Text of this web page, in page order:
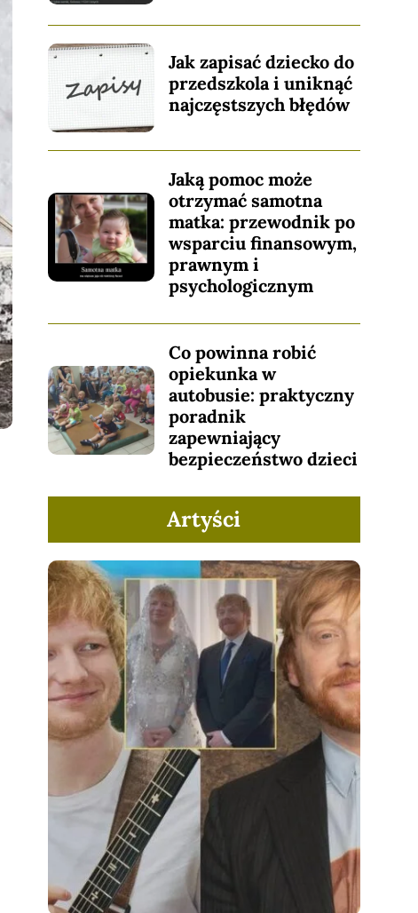
Jak zapisać dziecko do
przedszkola i uniknąć
najczęstszych błędów
Jaką pomoc może
otrzymać samotna
matka: przewodnik po
wsparciu finansowym,
prawnym i
psychologicznym
Co powinna robić
opiekunka w
autobusie: praktyczny
poradnik
zapewniający
bezpieczeństwo dzieci
Artyści